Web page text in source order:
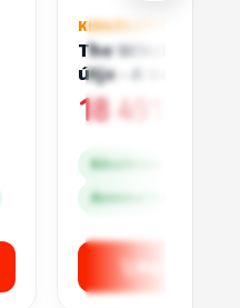
KIEGÉSZÍTŐ
The Witcher: A
útja - A vad
Witcher: Path of
Wild Hunt)
18 491 Ft
Készleten
Azonnal kapható a
Kosárba